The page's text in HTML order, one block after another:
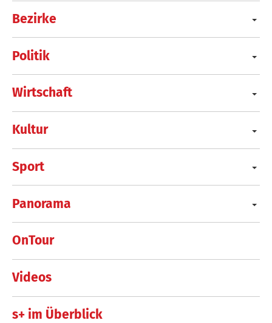
Bezirke
Politik
Wirtschaft
Kultur
Sport
Panorama
OnTour
Videos
s+ im Überblick